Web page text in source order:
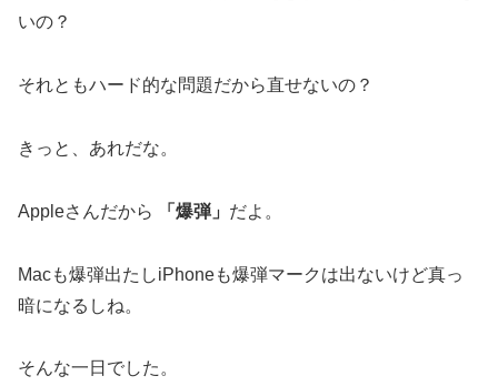
いの？
それともハード的な問題だから直せないの？
きっと、あれだな。
Appleさんだから 「爆弾」 だよ。
Macも爆弾出たしiPhoneも爆弾マークは出ないけど真っ
暗になるしね。
そんな一日でした。